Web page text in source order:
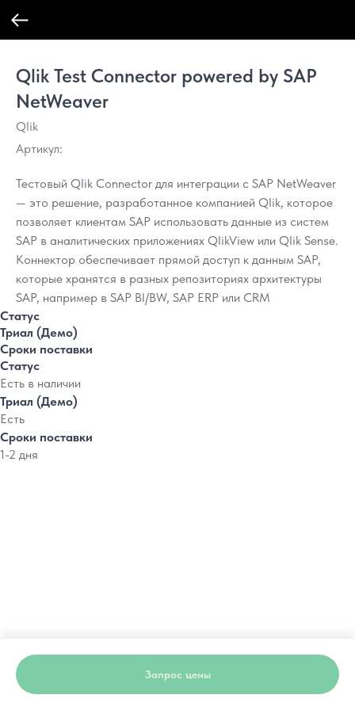
Qlik Test Connector powered by SAP
NetWeaver
Qlik
Артикул:
Запрос цены
Тестовый Qlik Connector для интеграции с SAP NetWeaver
— это решение, разработанное компанией Qlik, которое
позволяет клиентам SAP использовать данные из систем
SAP в аналитических приложениях QlikView или Qlik Sense.
Коннектор обеспечивает прямой доступ к данным SAP,
которые хранятся в разных репозиториях архитектуры
SAP, например в SAP BI/BW, SAP ERP или CRM
Статус
Триал (Демо)
Сроки поставки
Статус
Есть в наличии
Триал (Демо)
Есть
Сроки поставки
1-2 дня